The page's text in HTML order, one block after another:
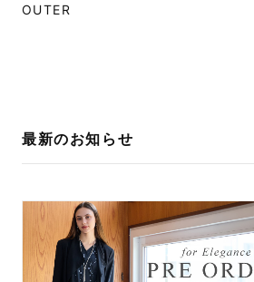
OUTER
最新のお知らせ